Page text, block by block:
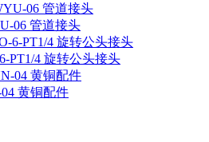
06 管道接头
PT1/4 旋转公头接头
04 黄铜配件